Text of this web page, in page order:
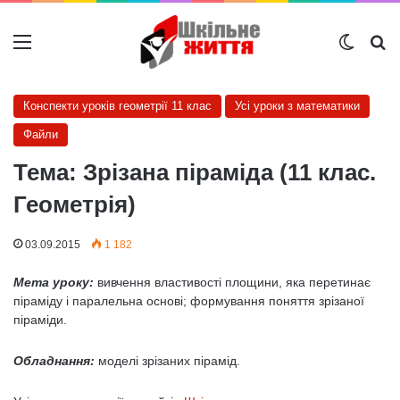
Меню
Конспекти уроків геометрії 11 клас Усі уроки з математики
Файли
Тема: Зрізана піраміда (11 клас.
Геометрія)
03.09.2015 1 182
Мета уроку: вивчення властивості площини, яка перетинає
піраміду і паралельна основі; формування поняття зрізаної
піраміди.
Обладнання: моделі зрізаних пірамід.